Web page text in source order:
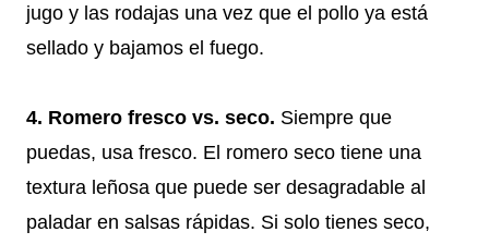
jugo y las rodajas una vez que el pollo ya está
sellado y bajamos el fuego.
4. Romero fresco vs. seco. Siempre que
puedas, usa fresco. El romero seco tiene una
textura leñosa que puede ser desagradable al
paladar en salsas rápidas. Si solo tienes seco,